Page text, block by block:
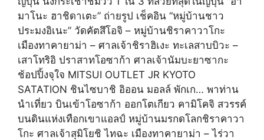
มาโนะ ฮาชิดาเตะ” ถ่ายรูป เช็คอิน “หมู่บ้านชาว
ประมงอิเนะ” วัดคัตสึโอจิ – หมู่บ้านชิราคาวาโกะ
เมืองทาคายาม่า – ศาลเจ้าชิราฮิเงะ ทะเลสาบบิวะ –
เสาโทริอิ ปราสาทโอซาก้า ศาลเจ้านัมบะยาซากะ
ช้อปปิ้งจุใจ MITSUI OUTLET JR KYOTO
SATATION ชินไซบาชิ อิออน มอลล์ พักเก… พาท่าน
นำเที่ยว บินเข้าโอซาก้า ออกโตเกียว คามิโคจิ สวรรค์
บนดินแห่งเทือกเขาแอลป์ หมู่บ้านมรกดโลกชิราคาวา
โกะ ศาลเจ้าสุมิโยชิ ไทฉะ เมืองทาคายาม่า – ไร่วา